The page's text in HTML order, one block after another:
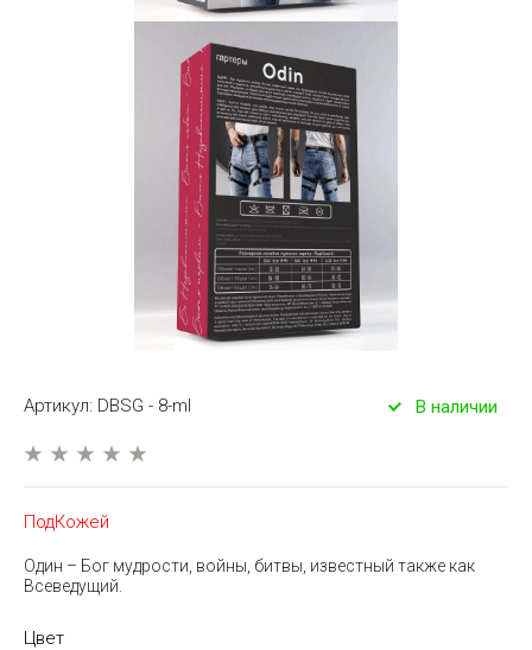
Артикул: DBSG - 8-ml В наличии
ПодКожей
Один – Бог мудрости, войны, битвы, известный также как
Всеведущий.
Цвет